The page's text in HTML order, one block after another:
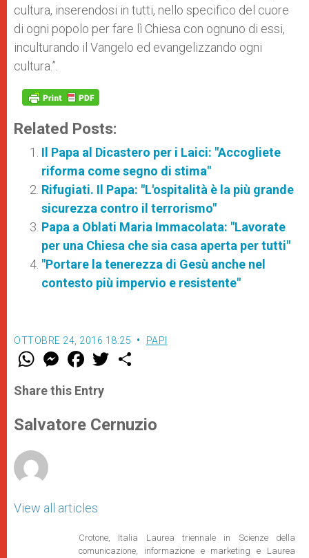
cultura, inserendosi in tutti, nello specifico del cuore
di ogni popolo per fare lì Chiesa con ognuno di essi,
inculturando il Vangelo ed evangelizzando ogni
cultura.”.
Related Posts:
Il Papa al Dicastero per i Laici: "Accogliete
riforma come segno di stima"
Rifugiati. Il Papa: "L'ospitalità è la più grande
sicurezza contro il terrorismo"
Papa a Oblati Maria Immacolata: "Lavorate
per una Chiesa che sia casa aperta per tutti"
"Portare la tenerezza di Gesù anche nel
contesto più impervio e resistente"
OTTOBRE 24, 2016 18:25 PAPI
W
t
s
p
p
M
e
s
e
g
e
F
a
e
b
o
k
w
r
Share this Entry
Salvatore Cernuzio
View all articles
Crotone, Italia Laurea triennale in Scienze della
comunicazione, informazione e marketing e Laurea